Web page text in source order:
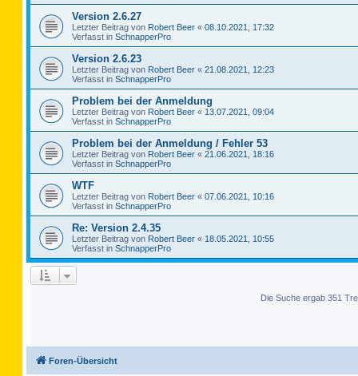
Version 2.6.27
Letzter Beitrag von Robert Beer « 08.10.2021, 17:32
Verfasst in SchnapperPro
Version 2.6.23
Letzter Beitrag von Robert Beer « 21.08.2021, 12:23
Verfasst in SchnapperPro
Problem bei der Anmeldung
Letzter Beitrag von Robert Beer « 13.07.2021, 09:04
Verfasst in SchnapperPro
Problem bei der Anmeldung / Fehler 53
Letzter Beitrag von Robert Beer « 21.06.2021, 18:16
Verfasst in SchnapperPro
WTF
Letzter Beitrag von Robert Beer « 07.06.2021, 10:16
Verfasst in SchnapperPro
Re: Version 2.4.35
Letzter Beitrag von Robert Beer « 18.05.2021, 10:55
Verfasst in SchnapperPro
Die Suche ergab 351
Foren-Übersicht